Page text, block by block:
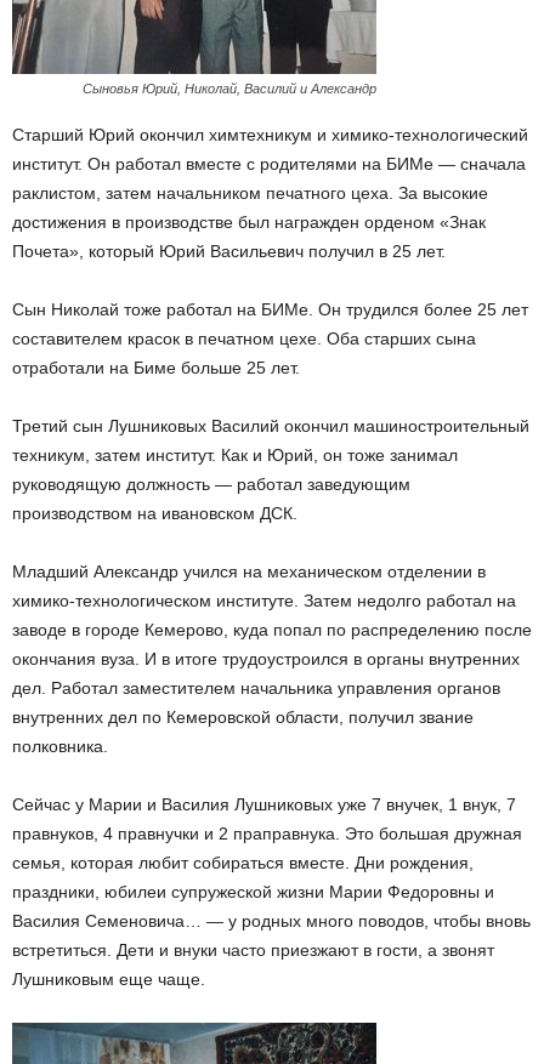
Сыновья Юрий, Николай, Василий и Александр
Старший Юрий окончил химтехникум и химико-технологический
институт. Он работал вместе с родителями на БИМе — сначала
раклистом, затем начальником печатного цеха. За высокие
достижения в производстве был награжден орденом «Знак
Почета», который Юрий Васильевич получил в 25 лет.
Сын Николай тоже работал на БИМе. Он трудился более 25 лет
составителем красок в печатном цехе. Оба старших сына
отработали на Биме больше 25 лет.
Третий сын Лушниковых Василий окончил машиностроительный
техникум, затем институт. Как и Юрий, он тоже занимал
руководящую должность — работал заведующим
производством на ивановском ДСК.
Младший Александр учился на механическом отделении в
химико-технологическом институте. Затем недолго работал на
заводе в городе Кемерово, куда попал по распределению после
окончания вуза. И в итоге трудоустроился в органы внутренних
дел. Работал заместителем начальника управления органов
внутренних дел по Кемеровской области, получил звание
полковника.
Сейчас у Марии и Василия Лушниковых уже 7 внучек, 1 внук, 7
правнуков, 4 правнучки и 2 праправнука. Это большая дружная
семья, которая любит собираться вместе. Дни рождения,
праздники, юбилеи супружеской жизни Марии Федоровны и
Василия Семеновича… — у родных много поводов, чтобы вновь
встретиться. Дети и внуки часто приезжают в гости, а звонят
Лушниковым еще чаще.